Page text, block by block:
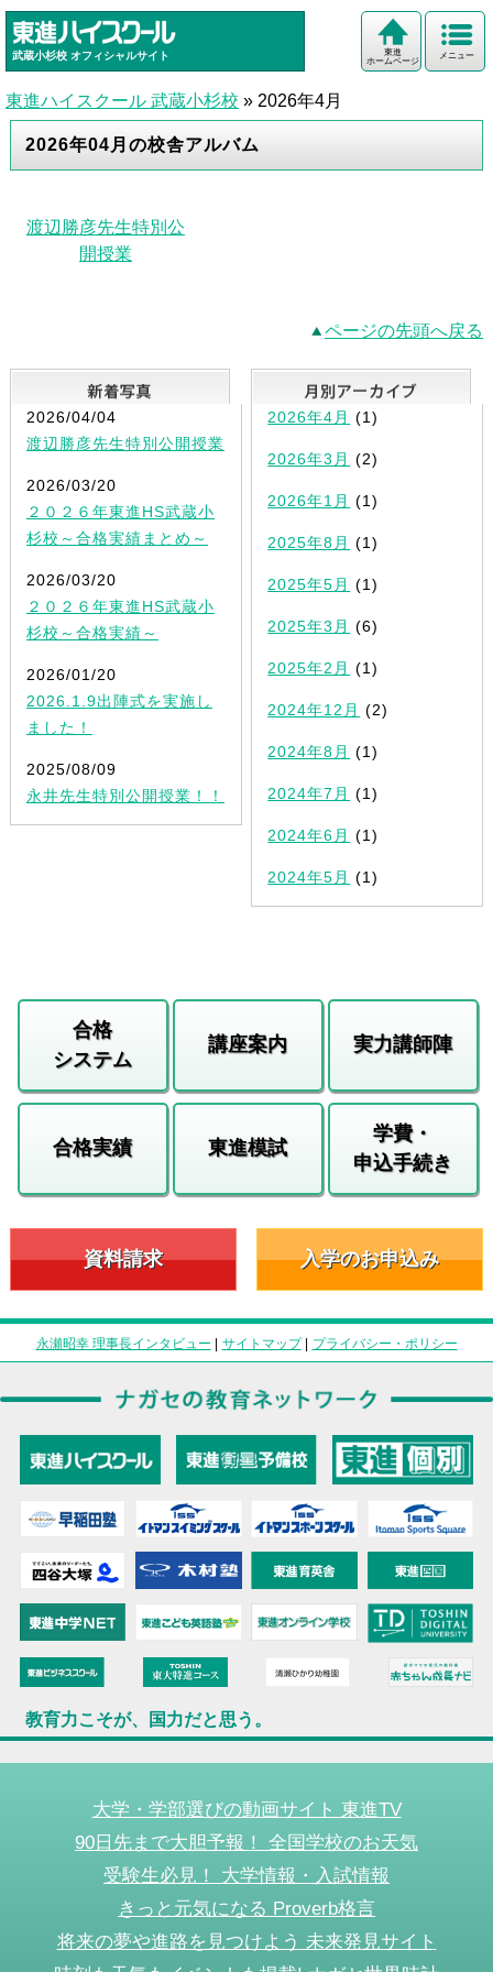
武蔵小杉校 オフィシャルサイト メニュー
東進
ホームページ
東進ハイスクール 武蔵小杉校 » 2026年4月
2026年04月の校舎アルバム
渡辺勝彦先生特別公
開授業
ページの先頭へ戻る
新着写真
2026/04/04
渡辺勝彦先生特別公開授業
2026/03/20
２０２６年東進HS武蔵小
杉校～合格実績まとめ～
2026/03/20
２０２６年東進HS武蔵小
杉校～合格実績～
2026/01/20
2026.1.9出陣式を実施し
ました！
2025/08/09
永井先生特別公開授業！！
2026年4月 (1)
2026年3月 (2)
2026年1月 (1)
2025年8月 (1)
2025年5月 (1)
2025年3月 (6)
2025年2月 (1)
2024年12月 (2)
2024年8月 (1)
2024年7月 (1)
2024年6月 (1)
2024年5月 (1)
合格
システム
講座案内 実力講師陣
合格実績 東進模試
学費・
申込手続き
資料請求 入学のお申込み
永瀬昭幸 理事長インタビュー | サイトマップ| プライバシー・ポリシー
教育力こそが、国力だと思う。
大学・学部選びの動画サイト 東進TV
90日先まで大胆予報！ 全国学校のお天気
受験生必見！ 大学情報・入試情報
きっと元気になる Proverb格言
将来の夢や進路を見つけよう 未来発見サイト